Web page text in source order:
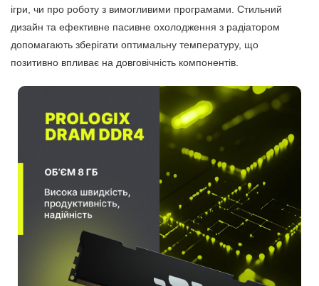
ігри, чи про роботу з вимогливими програмами. Стильний
дизайн та ефективне пасивне охолодження з радіатором
допомагають зберігати оптимальну температуру, що
позитивно впливає на довговічність компонентів.